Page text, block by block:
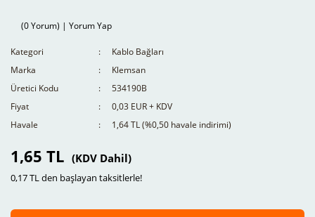
(0 Yorum) | Yorum Yap
Kategori
Kablo Bağları
Marka
Klemsan
Üretici Kodu
534190B
Fiyat
0,03 EUR + KDV
Havale
1,64 TL (%0,50 havale indirimi)
1,65 TL (KDV Dahil)
0,17 TL den başlayan taksitlerle!